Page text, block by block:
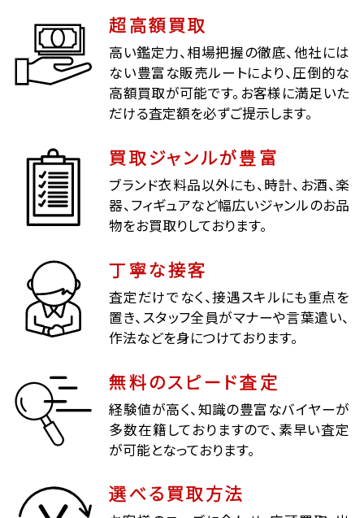
超高額買取
高い鑑定力、相場把握の徹底、他社には
ない豊富な販売ルートにより、圧倒的な
高額買取が可能です。お客様に満足いた
だける査定額を必ずご提示します。
買取ジャンルが豊富
ブランド衣料品以外にも、時計、お酒、楽
器、フィギュアなど幅広いジャンルのお品
物をお買取りしております。
丁寧な接客
査定だけでなく、接遇スキルにも重点を
置き、スタッフ全員がマナーや言葉遣い、
作法などを身につけております。
無料のスピード査定
経験値が高く、知識の豊富なバイヤーが
多数在籍しておりますので、素早い査定
が可能となっております。
選べる買取方法